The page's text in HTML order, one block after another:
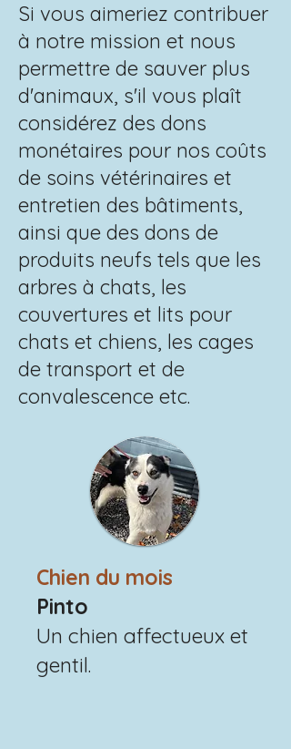
Si vous aimeriez contribuer
à notre mission et nous
permettre de sauver plus
d'animaux, s'il vous plaît
considérez des dons
monétaires pour nos coûts
de soins vétérinaires et
entretien des bâtiments,
ainsi que des dons de
produits neufs tels que les
arbres à chats, les
couvertures et lits pour
chats et chiens, les cages
de transport et de
convalescence etc.
Chien du mois
Pinto
Un chien affectueux et
gentil.